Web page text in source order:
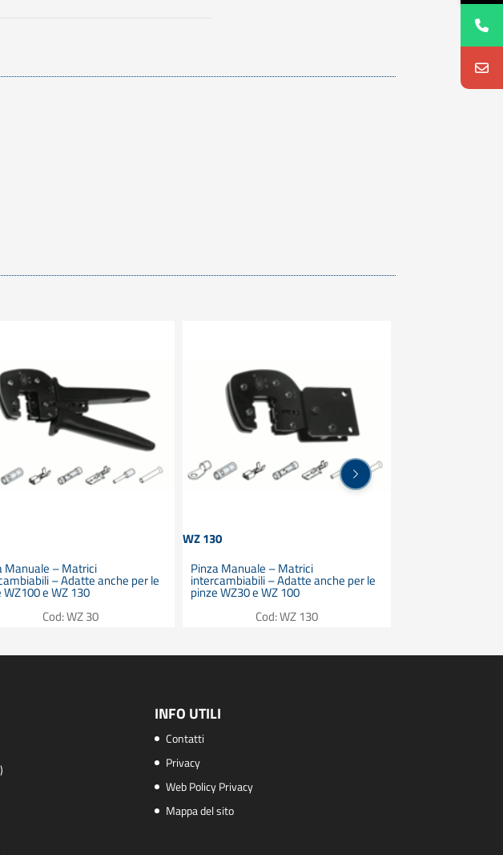
Manuale – Matrici
– Adatte anche per le
WZ100 e WZ 130
Cod: WZ 30
WZ 130
Pinza Manuale – Matrici
intercambiabili – Adatte anche per le
pinze WZ30 e WZ 100
Cod: WZ 130
INFO UTILI
Contatti
Privacy
Web Policy Privacy
Mappa del sito